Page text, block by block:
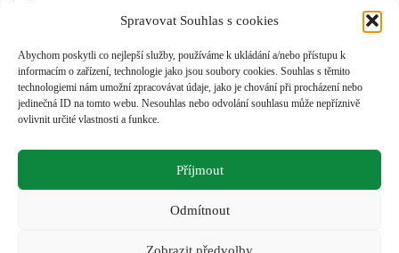
Spravovat Souhlas s cookies
Abychom poskytli co nejlepší služby, používáme k ukládání a/nebo přístupu k
informacím o zařízení, technologie jako jsou soubory cookies. Souhlas s těmito
technologiemi nám umožní zpracovávat údaje, jako je chování při procházení nebo
jedinečná ID na tomto webu. Nesouhlas nebo odvolání souhlasu může nepříznivě
ovlivnit určité vlastnosti a funkce.
Příjmout
Odmítnout
Zobrazit předvolby
• nosnost max. 800 kg
• stůl bude dodán vzhledem ke své velikosti v demontovaném
stavu (2 části rámů, pracovní dřevěná deska vč.
našroubovaného pozink plechu, nástavba se zářivkou,
ochranná nástavba s perfopanelem)
POPISU O PROVEDENÍ!
V PŘÍPADĚ A-TYPICKÉ ÚPRAVY NA MÍRU TOHOTO
PRACOVIŠTĚ DLE PŘÁNÍ ZÁKAZNÍKA SE
NÁLEŽITĚ UPRAVÍ CENOVÁ KALKULACE!